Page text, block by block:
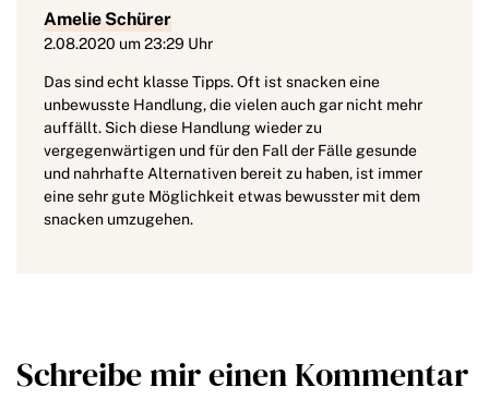
Amelie Schürer
2.08.2020 um 23:29 Uhr
Das sind echt klasse Tipps. Oft ist snacken eine
unbewusste Handlung, die vielen auch gar nicht mehr
auffällt. Sich diese Handlung wieder zu
vergegenwärtigen und für den Fall der Fälle gesunde
und nahrhafte Alternativen bereit zu haben, ist immer
eine sehr gute Möglichkeit etwas bewusster mit dem
snacken umzugehen.
Schreibe mir einen Kommentar